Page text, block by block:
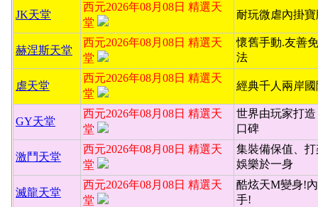
JK天堂
西元2026年08月08日 精選天
堂
耐玩微虐內掛
赫涅斯天堂
西元2026年08月08日 精選天
堂
懷舊手動.友善
法
虐天堂
西元2026年08月08日 精選天
堂
經典千人兩岸
GY天堂
西元2026年08月08日 精選天
堂
世界由玩家打
口碑
激鬥天堂
西元2026年08月08日 精選天
堂
集裝備保值、
娛樂於一身
滅龍天堂
西元2026年08月08日 精選天
堂
酷炫天M變身!
手!